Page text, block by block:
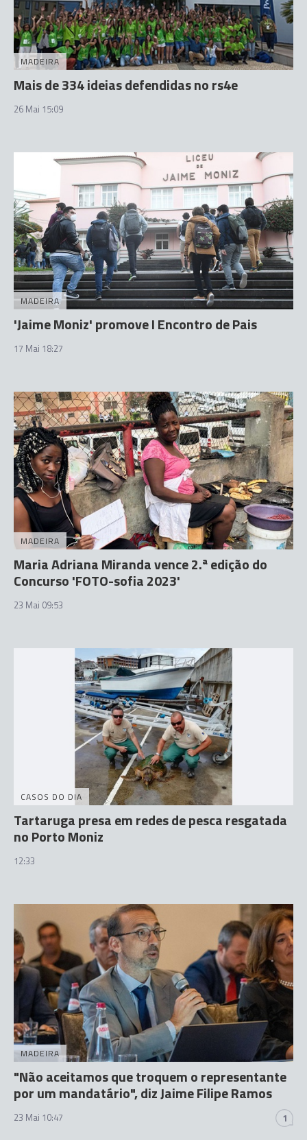
MADEIRA
Mais de 334 ideias defendidas no rs4e
26 Mai 15:09
MADEIRA
'Jaime Moniz' promove I Encontro de Pais
17 Mai 18:27
MADEIRA
Maria Adriana Miranda vence 2.ª edição do
Concurso 'FOTO-sofia 2023'
23 Mai 09:53
CASOS DO DIA
Tartaruga presa em redes de pesca resgatada
no Porto Moniz
12:33
MADEIRA
"Não aceitamos que troquem o representante
por um mandatário", diz Jaime Filipe Ramos
23 Mai 10:47 1